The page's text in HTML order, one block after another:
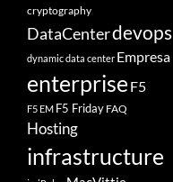
cryptography
DataCenterdevops
dynamic data center Empresa
enterprise F5
F5 EM F5 Friday FAQ
Hosting
infrastructure